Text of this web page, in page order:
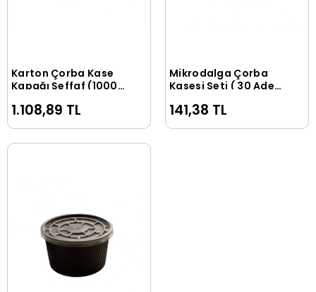
Sepete Ekle
Karton Çorba Kase
Kapağı Şeffaf (1000
1.108,89 TL
Sepete Ekle
Mikrodalga Çorba
Kasesi Seti ( 30 Adet
141,38 TL